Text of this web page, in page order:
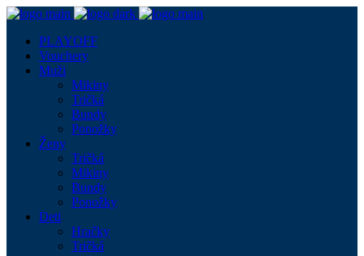
PLAYOFF
Vouchery
Muži
Mikiny
Tričká
Bundy
Ponožky
Ženy
Tričká
Mikiny
Bundy
Ponožky
Deti
Hračky
Tričká